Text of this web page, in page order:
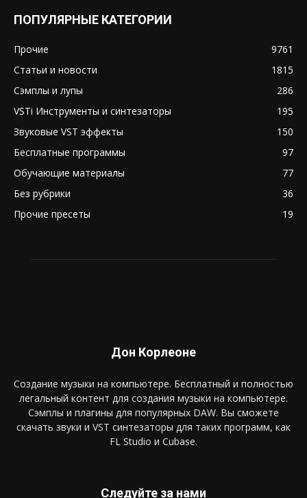
ПОПУЛЯРНЫЕ КАТЕГОРИИ
Прочие
9761
Статьи и новости
1815
Сэмплы и лупы
286
VSTi Инструменты и синтезаторы
195
Звуковые VST эффекты
150
Бесплатные программы
97
Обучающие материалы
77
Без рубрики
36
Прочие пресеты
19
Дон Корлеоне
Создание музыки на компьютере. Бесплатный и полностью
легальный контент для создания музыки на компьютере.
Сэмплы и плагины для популярных DAW. Вы сможете
скачать звуки и VST синтезаторы для таких программ, как
FL Studio и Cubase.
Следуйте за нами